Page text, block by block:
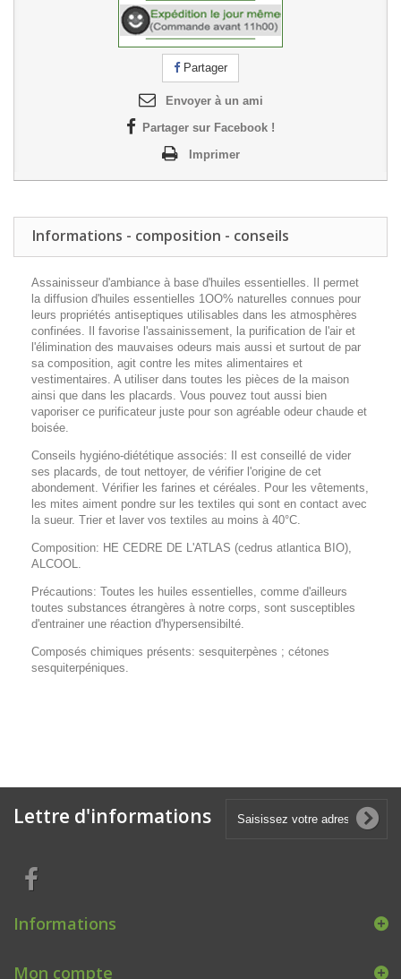
Partager
Envoyer à un ami
Partager sur Facebook !
Imprimer
Informations - composition - conseils
Assainisseur d'ambiance à base d'huiles essentielles. Il permet
la diffusion d'huiles essentielles 1OO% naturelles connues pour
leurs propriétés antiseptiques utilisables dans les atmosphères
confinées. Il favorise l'assainissement, la purification de l'air et
l'élimination des mauvaises odeurs mais aussi et surtout de par
sa composition, agit contre les mites alimentaires et
vestimentaires. A utiliser dans toutes les pièces de la maison
ainsi que dans les placards. Vous pouvez tout aussi bien
vaporiser ce purificateur juste pour son agréable odeur chaude et
boisée.
Conseils hygiéno-diététique associés: Il est conseillé de vider
ses placards, de tout nettoyer, de vérifier l'origine de cet
abondement. Vérifier les farines et céréales. Pour les vêtements,
les mites aiment pondre sur les textiles qui sont en contact avec
la sueur. Trier et laver vos textiles au moins à 40°C.
Composition: HE CEDRE DE L'ATLAS (cedrus atlantica BIO),
ALCOOL.
Précautions: Toutes les huiles essentielles, comme d'ailleurs
toutes substances étrangères à notre corps, sont susceptibles
d'entrainer une réaction d'hypersensibilté.
Composés chimiques présents: sesquiterpènes ; cétones
sesquiterpéniques.
Lettre d'informations
Informations
Mon compte